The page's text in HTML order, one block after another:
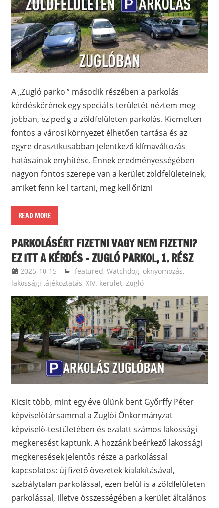
A „Zugló parkol” második részében a parkolás
kérdéskörének egy speciális területét néztem meg
jobban, ez pedig a zöldfelületen parkolás. Kiemelten
fontos a városi környezet élhetően tartása és az
egyre drasztikusabban jelentkező klímaváltozás
hatásainak enyhítése. Ennek eredményességében
nagyon fontos szerepe van a kerület zöldfelületeinek,
amiket fenn kell tartani, meg kell őrizni
READ MORE
PARKOLÁSÉRT FIZETNI VAGY NEM FIZETNI?
EZ ITT A KÉRDÉS – ZUGLÓ PARKOL, 1. RÉSZ
2025-10-15 Bomba Gábor
featured, Watchdog, oknyomozás,
lakossági tájékoztatás, XIV. kerület, Zugló
Kicsit több, mint egy éve ülünk bent Győrffy Péter
képviselőtársammal a Zuglói Önkormányzat
képviselő-testületében és ezalatt számos lakossági
megkeresést kaptunk. A hozzánk beérkező lakossági
megkeresések jelentős része a parkolással
kapcsolatos: új fizető övezetek kialakításával,
szabálytalan parkolással, ezen belül is a zöldfelületen
parkolással, illetve összességében a kerület általános